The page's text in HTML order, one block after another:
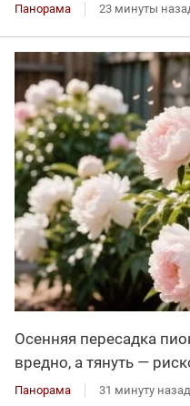
Панорама 23 минуты
Осенняя пересадка
вредно, а тянуть —
Панорама 31 минуту назад